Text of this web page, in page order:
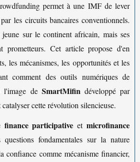
permet à une IMF de lever
les circuits bancaires conventionnels.
sur le continent africain, mais ses
prometteurs. Cet article propose d'en
les mécanismes, les opportunités et les
comment des outils numériques de
l'image de SmartMifin développé par
catalyser cette révolution silencieuse.
finance participative etmicrofinance
questions fondamentales sur la nature
confiance comme mécanisme financier,